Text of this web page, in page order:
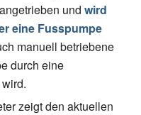
und wird
eine Fusspumpe
manuell betriebene
durch eine
zeigt den aktuellen